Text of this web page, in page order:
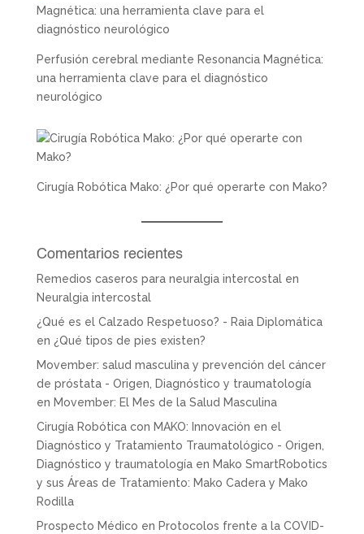
Perfusión cerebral mediante Resonancia Magnética:
una herramienta clave para el diagnóstico
neurológico
Cirugía Robótica Mako: ¿Por qué operarte con Mako?
Comentarios recientes
Remedios caseros para neuralgia intercostalen
Neuralgia intercostal
¿Qué es el Calzado Respetuoso? - Raia Diplomática
en ¿Qué tipos de pies existen?
Movember: salud masculina y prevención del cáncer
de próstata - Origen, Diagnóstico y traumatología
en Movember: El Mes de la Salud Masculina
Cirugía Robótica con MAKO: Innovación en el
Diagnóstico y Tratamiento Traumatológico - Origen,
Diagnóstico y traumatologíaen Mako SmartRobotics
y sus Áreas de Tratamiento: Mako Cadera y Mako
Rodilla
Prospecto Médico en Protocolos frente a la COVID-